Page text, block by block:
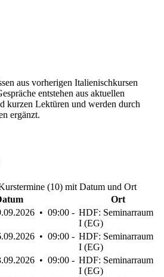
aus vorherigen Italienischkursen
entstehen aus aktuellen
kurzen Lektüren und werden durch
ergänzt.
(10) mit Datum und Ort
Ort
• 09:00 - HDF: Seminarraum
I (EG)
• 09:00 - HDF: Seminarraum
I (EG)
• 09:00 - HDF: Seminarraum
I (EG)